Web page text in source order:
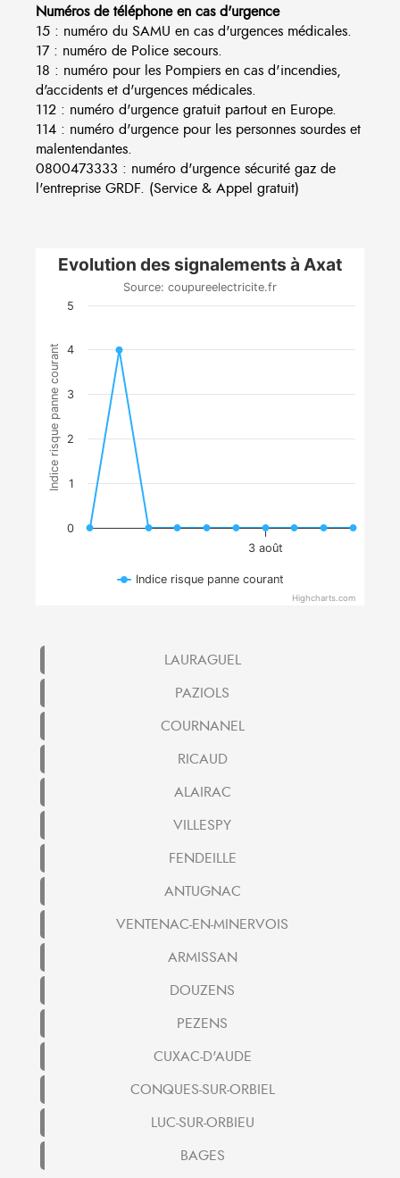
Numéros de téléphone en cas d'urgence
15 : numéro du SAMU en cas d'urgences médicales.
17 : numéro de Police secours.
18 : numéro pour les Pompiers en cas d'incendies,
d'accidents et d'urgences médicales.
112 : numéro d'urgence gratuit partout en Europe.
114 : numéro d'urgence pour les personnes sourdes et
malentendantes.
0800473333 : numéro d'urgence sécurité gaz de
l'entreprise GRDF. (Service & Appel gratuit)
Indice risque panne courant
Evolution des signalements à Axat
Source: coupureelectricite.fr
3 août
0
1
2
3
4
5
Indice risque panne courant
Highcharts.com
LAURAGUEL
PAZIOLS
COURNANEL
RICAUD
ALAIRAC
VILLESPY
FENDEILLE
ANTUGNAC
VENTENAC-EN-MINERVOIS
ARMISSAN
DOUZENS
PEZENS
CUXAC-D'AUDE
CONQUES-SUR-ORBIEL
LUC-SUR-ORBIEU
BAGES